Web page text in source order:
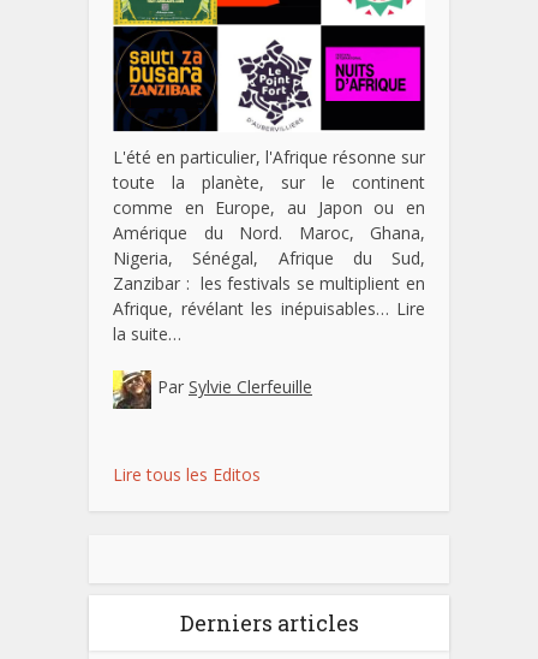
L'été en particulier, l'Afrique résonne sur
toute la planète, sur le continent
comme en Europe, au Japon ou en
Amérique du Nord. Maroc, Ghana,
Nigeria, Sénégal, Afrique du Sud,
Zanzibar : les festivals se multiplient en
Afrique, révélant les inépuisables… Lire
la suite…
Par Sylvie Clerfeuille
Lire tous les Editos
Derniers articles